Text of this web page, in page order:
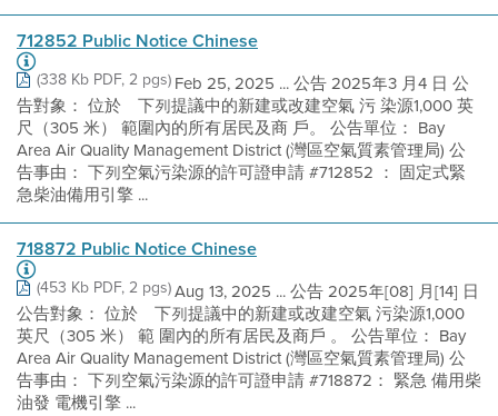
712852 Public Notice Chinese
(338 Kb PDF, 2 pgs)Feb 25, 2025 ... 公告 2025年3 月4 日 公
告對象： 位於離下列提議中的新建或改建空氣 污 染源1,000 英
尺（305 米） 範圍內的所有居民及商 戶。 公告單位： Bay
Area Air Quality Management District (灣區空氣質素管理局) 公
告事由： 下列空氣污染源的許可證申請 #712852 ： 固定式緊
急柴油備用引擎 ...
718872 Public Notice Chinese
(453 Kb PDF, 2 pgs)Aug 13, 2025 ... 公告 2025年[08] 月[14] 日
公告對象： 位於離下列提議中的新建或改建空氣 污染源1,000
英尺（305 米） 範 圍內的所有居民及商戶 。 公告單位： Bay
Area Air Quality Management District (灣區空氣質素管理局) 公
告事由： 下列空氣污染源的許可證申請 #718872： 緊急 備用柴
油發 電機引擎 ...